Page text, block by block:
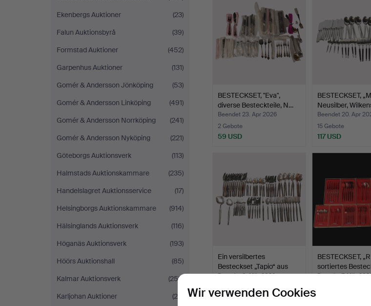
Ekenbergs Auktioner
(23)
Falun Auktionsbyrå
(39)
Formstad Auktioner
(452)
Garpenhus Auktioner
(131)
Gomér & Andersson Jönköping
(53)
Gomér & Andersson Linköping
(491)
Gomér & Andersson Norrköping
(241)
Gomér & Andersson Nyköping
(221)
Göteborgs Auktionsverk
(113)
Halmstads Auktionskammare
(235)
Handelslagret Auktionsservice
(17)
Helsingborgs Auktionskammare
(914)
Hälsinglands Auktionsverk
(116)
Höganäs Auktionsverk
(193)
Höörs Auktionshall
(85)
Kalmar Auktionsverk
(253)
Karljohan Auktioner
(26)
BESTECKSET, "Eva",
diverse Besteckteile, N…
Beendet 23. Apr 2026
2 Gebote
59 USD
BESTECKSET,
Neusilber,
Beendet 20. Apr
15 Gebote
117 USD
Ein versilbertes
Besteckset „Tapio“ aus
Ne…
Beendet 8. Mär 2026
436 USD
BESTECKSET,
sortiertes
Beendet 7. Mär
Wir verwenden Cookies